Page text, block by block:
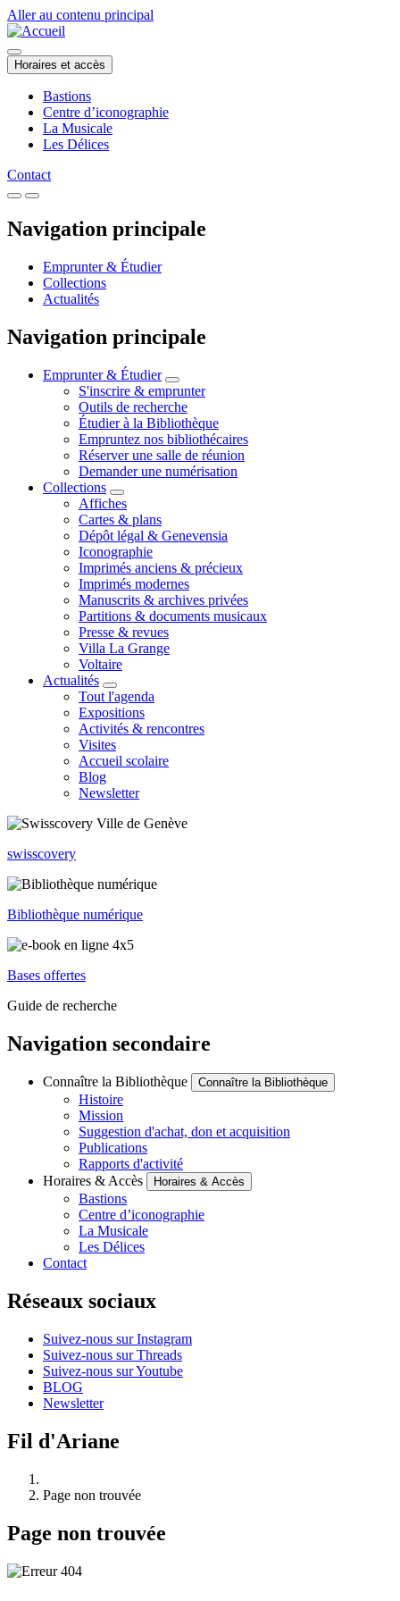
Aller au contenu principal
Horaires et accès
Bastions
Centre d’iconographie
La Musicale
Les Délices
Contact
Navigation principale
Emprunter & Étudier
Collections
Actualités
Navigation principale
Emprunter & Étudier
S'inscrire & emprunter
Outils de recherche
Étudier à la Bibliothèque
Empruntez nos bibliothécaires
Réserver une salle de réunion
Demander une numérisation
Collections
Affiches
Cartes & plans
Dépôt légal & Genevensia
Iconographie
Imprimés anciens & précieux
Imprimés modernes
Manuscrits & archives privées
Partitions & documents musicaux
Presse & revues
Villa La Grange
Voltaire
Actualités
Tout l'agenda
Expositions
Activités & rencontres
Visites
Accueil scolaire
Blog
Newsletter
swisscovery
Bibliothèque numérique
Bases offertes
Guide de recherche
Navigation secondaire
Connaître la Bibliothèque Connaître la Bibliothèque
Histoire
Mission
Suggestion d'achat, don et acquisition
Publications
Rapports d'activité
Horaires & Accès
Horaires & Accès
Bastions
Centre d’iconographie
La Musicale
Les Délices
Contact
Réseaux sociaux
Suivez-nous sur Instagram
Suivez-nous sur Threads
Suivez-nous sur Youtube
BLOG
Newsletter
Fil d'Ariane
Page non trouvée
Page non trouvée